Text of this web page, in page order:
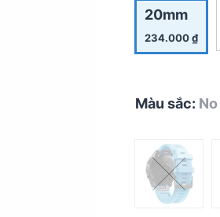
20mm
234.000₫
Màu sắc: